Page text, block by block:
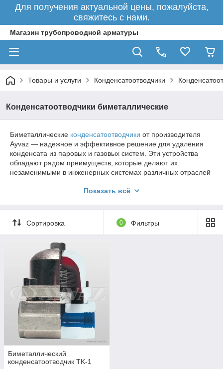
Для получения актуальной цены, пожалуйста,
свяжитесь с нами.
Магазин трубопроводной арматуры
Товары и услуги Конденсатоотводчики
Конденсатоотводчики биметаллические
Биметаллические конденсатоотводчики от производителя
Ayvaz — надежное и эффективное решение для удаления
конденсата из паровых и газовых систем. Эти устройства
обладают рядом преимуществ, которые делают их
незаменимыми в инженерных системах различных отраслей
контроль на производстве. Доставляем заказы в любой город
Показать всё
Сортировка 0 Фильтры
Биметаллический
конденсатоотводчик TK-1